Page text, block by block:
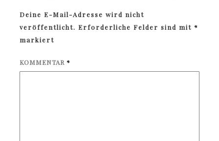
Deine E-Mail-Adresse wird nicht
veröffentlicht. Erforderliche Felder sind mit *
markiert
KOMMENTAR *